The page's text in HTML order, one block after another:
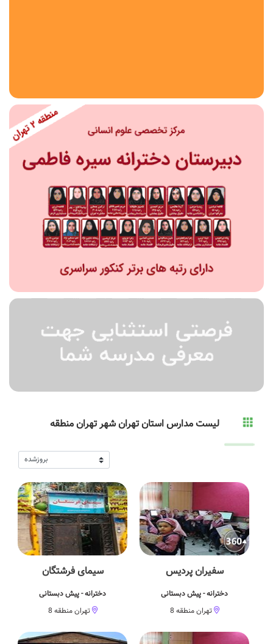
منطقه
مقطع تحصیلی
دوره اول متوسطه
دوره دوم متوسطه- فنی
دوره دوم متوسطه- نظری
پیش دبستانی
لیست مدارس استان تهران شهر تهران منطقه
سفیران پردیس
دخترانه - پیش دبستانی
تهران منطقه 8
سیمای فرشتگان
دخترانه - پیش دبستانی
تهران منطقه 8